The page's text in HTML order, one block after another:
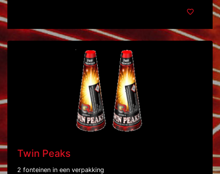
Twin Peaks
2 fonteinen in een verpakking